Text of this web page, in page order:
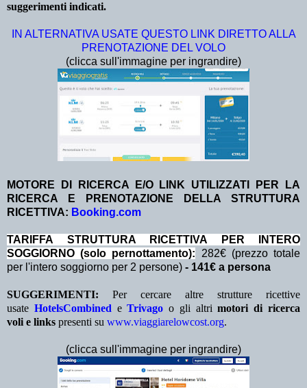
suggerimenti indicati.
IN ALTERNATIVA USATE QUESTO LINK DIRETTO ALLA
PRENOTAZIONE DEL VOLO
(clicca sull'immagine per ingrandire)
MOTORE DI RICERCA E/O LINK UTILIZZATI PER LA
RICERCA E PRENOTAZIONE DELLA STRUTTURA
RICETTIVA: Booking.com
TA RIFFA STRUTTURA RICETTIVA PER INTERO
SOGGIORNO (solo pernottamento): 282€ (prezzo totale
per l'intero soggiorno per 2 persone) - 141€ a persona
SUGGERIMENTI: Per cercare altre strutture ricettive
usate HotelsCombined eTrivago o gli altrimotori di ricerca
voli e links presenti su www.viaggiarelowcost.org.
(clicca sull'immagine per ingrandire)